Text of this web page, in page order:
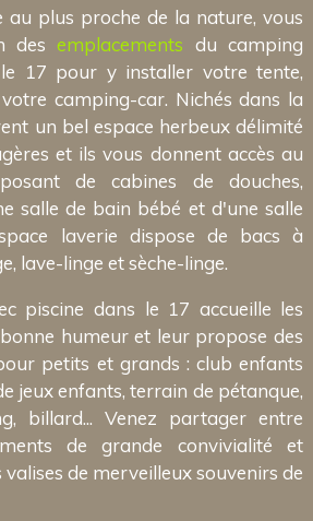
au plus proche de la nature, vous
desemplacements du camping
17 pour y installer votre tente,
camping-car. Nichés dans la
un bel espace herbeux délimité
et ils vous donnent accès au
de cabines de douches,
salle de bain bébé et d'une salle
laverie dispose de bacs à
lave-linge et sèche-linge.
piscine dans le 17 accueille les
humeur et leur propose des
petits et grands : club enfants
jeux enfants, terrain de pétanque,
billard... Venez partager entre
de grande convivialité et
de merveilleux souvenirs de